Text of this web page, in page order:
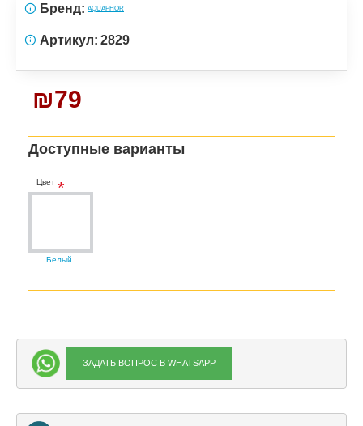
₪79
Бренд: AQUAPHOR
Артикул: 2829
Доступные варианты
Цвет
Белый
ЗАДАТЬ ВОПРОС В WHATSAPP